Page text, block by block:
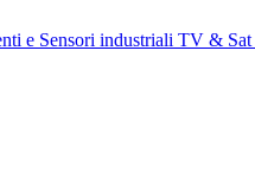
e Sensori industriali TV & Sat